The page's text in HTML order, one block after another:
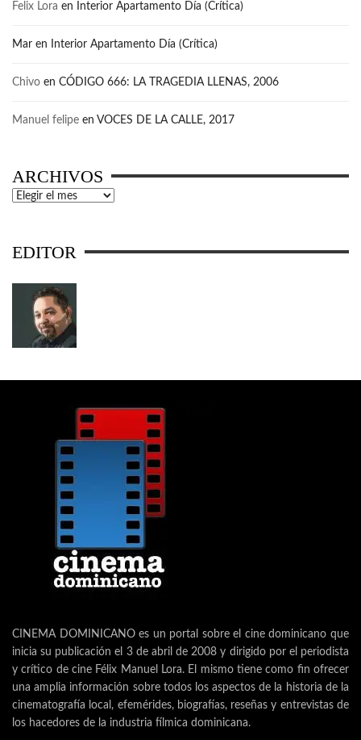
Felix Lora en Interior Apartamento Día (Crítica)
Mar en Interior Apartamento Día (Crítica)
Chivo en CÓDIGO 666: LA TRAGEDIA LLENAS, 2006
Manuel felipe en VOCES DE LA CALLE, 2017
ARCHIVOS
Archivos
EDITOR
CINEMA DOMINICANO es un portal sobre el cine dominicano que
inicia su publicación el 3 de abril de 2008 y dirigido por el periodista
y crítico de cine Félix Manuel Lora. El mismo tiene como fin ofrecer
una amplia información sobre todos los aspectos de la historia de la
cinematografía local, efemérides, biografías, reseñas y entrevistas de
los hacedores de la industria fílmica dominicana.